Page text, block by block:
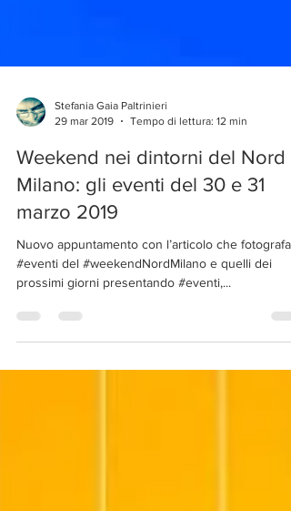
29 mar 2019
Tempo di lettura: 12 min
Weekend nei dintorni del Nord
Milano: gli eventi del 30 e 31
marzo 2019
Nuovo appuntamento con l’articolo che fotografa
#eventi del #weekendNordMilano e quelli dei
prossimi giorni presentando #eventi,...